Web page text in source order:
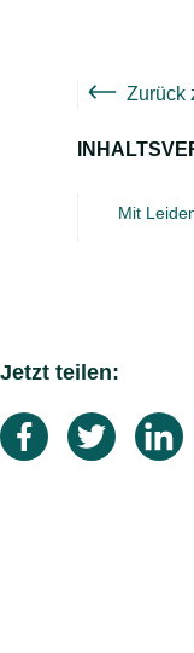
Zurück
Mit
Jetzt teilen: